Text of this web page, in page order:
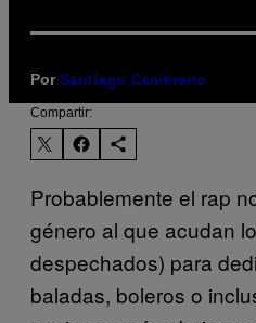
PorSantiago Cembrano
Compartir:
Probablemente el rap
género al que acudan
despechados) para
baladas, boleros o